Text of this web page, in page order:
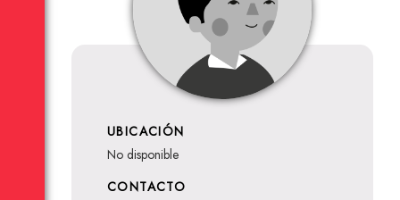
UBICACIÓN
no disponible
CONTACTO